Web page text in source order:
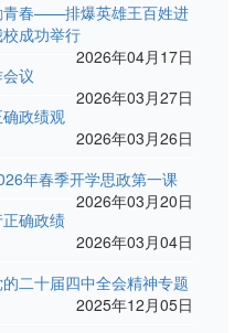
青春——排爆英雄王百姓进
成功举行
2026年04月17日
议
2026年03月27日
政绩观
2026年03月26日
年春季开学思政第一课
2026年03月20日
确政绩
2026年03月04日
二十届四中全会精神专题
2025年12月05日